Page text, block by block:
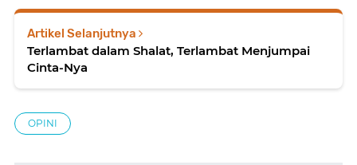
Artikel Selanjutnya
Terlambat dalam Shalat, Terlambat Menjumpai
Cinta-Nya
OPINI